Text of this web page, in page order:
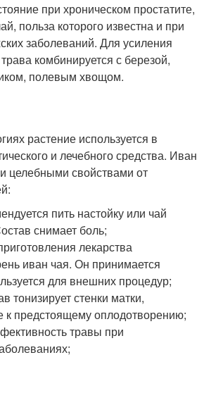
при хроническом простатите,
польза которого известна и при
заболеваний. Для усиления
комбинируется с березой,
полевым хвощом.
растение используется в
и лечебного средства. Иван
целебными свойствами от
пить настойку или чай
снимает боль;
лекарства
иван чая. Он принимается
для внешних процедур;
тонизирует стенки матки,
к предстоящему оплодотворению;
травы при